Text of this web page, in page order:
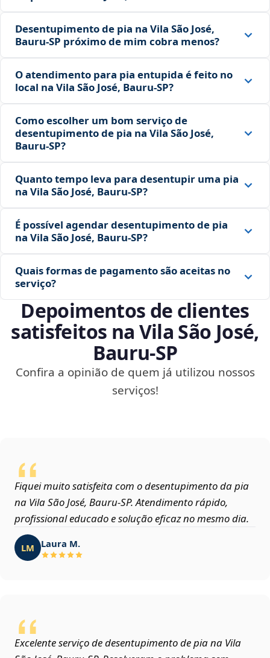
Desentupimento de pia na Vila São José,
Bauru‑SP próximo de mim cobra menos?
O atendimento para pia entupida é feito no
local na Vila São José, Bauru‑SP?
Como escolher um bom serviço de
desentupimento de pia na Vila São José,
Bauru‑SP?
Quanto tempo leva para desentupir uma pia
na Vila São José, Bauru‑SP?
É possível agendar desentupimento de pia
na Vila São José, Bauru‑SP?
Quais formas de pagamento são aceitas no
serviço?
Depoimentos de clientes
satisfeitos na Vila São José,
Bauru‑SP
Confira a opinião de quem já utilizou nossos
serviços!
Fiquei muito satisfeita com o desentupimento da pia
na Vila São José, Bauru‑SP. Atendimento rápido,
profissional educado e solução eficaz no mesmo dia.
LM Laura M.
Excelente serviço de desentupimento de pia na Vila